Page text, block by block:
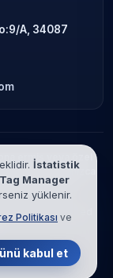
A, 34087
ermiş veya özel
adları yalnızca
Ve Ticaret Limited
İstatistik
Manager
yüklenir.
Politikası ve
kabul et